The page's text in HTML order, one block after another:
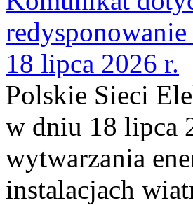
18 lipca 2026 r.
Polskie Sieci
w dniu 18 lipca
wytwarzania
instalacjach